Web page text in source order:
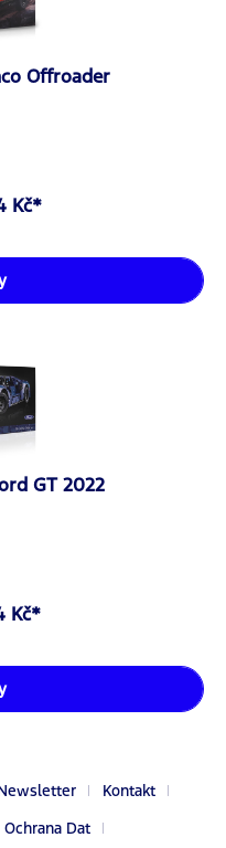
Offroader
Kč*
GT 2022
Kč*
Kontakt
Ochrana Dat